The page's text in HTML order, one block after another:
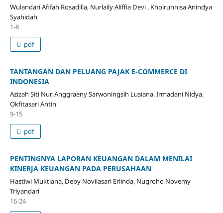
Wulandari Afifah Rosadilla, Nurlaily Aliffia Devi , Khoirunnisa Anindya
Syahidah
1-8
pdf
TANTANGAN DAN PELUANG PAJAK E-COMMERCE DI
INDONESIA
Azizah Siti Nur, Anggraeny Sarwoningsih Lusiana, Irmadani Nidya,
Okfitasari Antin
9-15
pdf
PENTINGNYA LAPORAN KEUANGAN DALAM MENILAI
KINERJA KEUANGAN PADA PERUSAHAAN
Hastiwi Muktiana, Deby Novilasari Erlinda, Nugroho Novemy
Triyandari
16-24